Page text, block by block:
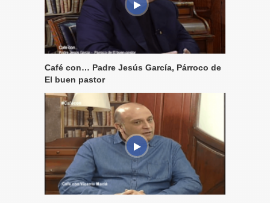
Café con… Padre Jesús García, Párroco de
El buen pastor